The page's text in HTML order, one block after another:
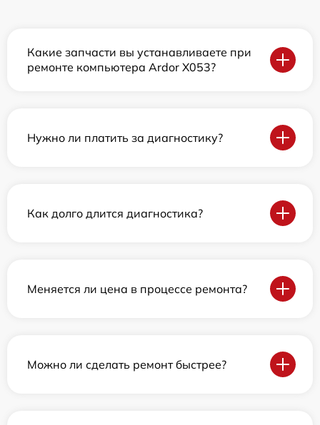
Какие запчасти вы устанавливаете при
ремонте компьютера Ardor X053?
Нужно ли платить за диагностику?
Как долго длится диагностика?
Меняется ли цена в процессе ремонта?
Можно ли сделать ремонт быстрее?